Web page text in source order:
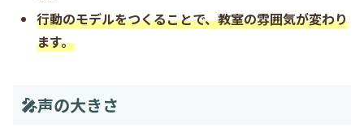
行動のモデルをつくることで、教室の雰囲気が変わり
ます。
🎤声の大きさ